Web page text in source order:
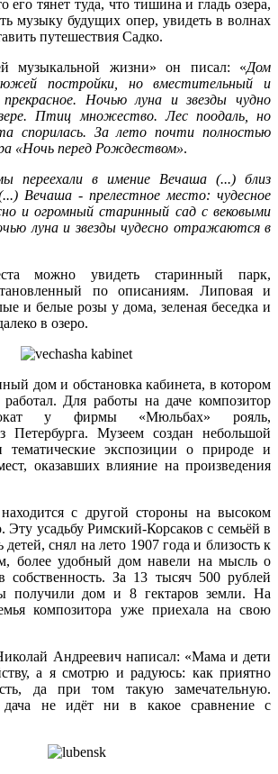
его тянет туда, что тишина и гладь озера,
музыку будущих опер, увидеть в волнах
путешествия Садко.
музыкальной жизни» он писал: «Дом
постройки, но вместительный и
Ночью луна и звезды чудно
Птиц множество. Лес поодаль, но
спорилась. За лето почти полностью
«Ночь перед Рождеством».
переехали в имение Вечаша (...) близ
Вечаша - прелестное место: чудесное
и огромный старинный сад с вековыми
луна и звезды чудесно отражаются в
можно увидеть старинный парк,
по описаниям. Липовая и
и белые розы у дома, зеленая беседка и
в озеро.
дом и обстановка кабинета, в котором
Для работы на даче композитор
у фирмы «Мюльбах» рояль,
Петербурга. Музеем создан небольшой
тематические экспозиции о природе и
оказавших влияние на произведения
с другой стороны на высоком
Эту усадьбу Римский-Корсаков с семьёй в
детей, снял на лето 1907 года и близость к
более удобный дом навели на мысль о
собственность. За 13 тысяч 500 рублей
получили дом и 8 гектаров земли. На
композитора уже приехала на свою
Андреевич написал: «Мама и дети
а я смотрю и радуюсь: как приятно
да при том такую замечательную.
дача не идёт ни в какое сравнение с